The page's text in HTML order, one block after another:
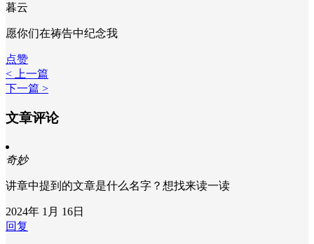
暮云
愿你们在祷告中纪念我
点赞
< 上一篇
下一篇 >
文章评论
奇妙
讲章中提到的文章是什么名字？想找来读一读
2024年 1月 16日
回复